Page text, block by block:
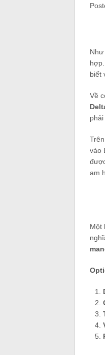
biết
Về
vào
am
Một